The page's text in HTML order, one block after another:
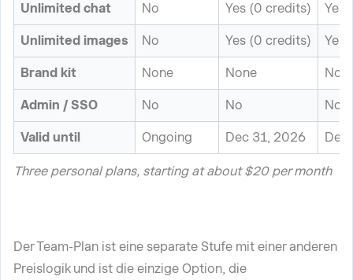
Unlimited chat No Yes (0 credits) Yes
Unlimited images No Yes (0 credits) Yes
Brand kit None None
Admin / SSO No No No
Valid until Ongoing Dec 31, 2026 Dec
Three personal plans, starting at about $20 per month
Der Team-Plan ist eine separate Stufe mit einer anderen
Preislogik und ist die einzige Option, die